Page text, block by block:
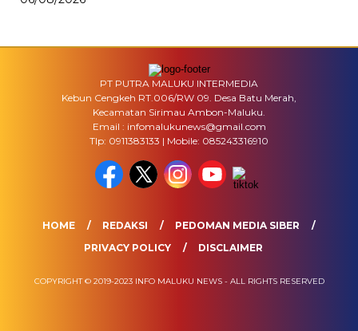
PT PUTRA MALUKU INTERMEDIA
Kebun Cengkeh RT.006/RW 09. Desa Batu Merah,
Kecamatan Sirimau Ambon-Maluku.
Email : infomalukunews@gmail.com
Tlp: 0911383133 | Mobile: 085243316910
HOME REDAKSI
PEDOMAN MEDIA SIBER
PRIVACY POLICY
DISCLAIMER
COPYRIGHT © 2019-2023 INFO MALUKU NEWS - ALL RIGHTS RESERVED